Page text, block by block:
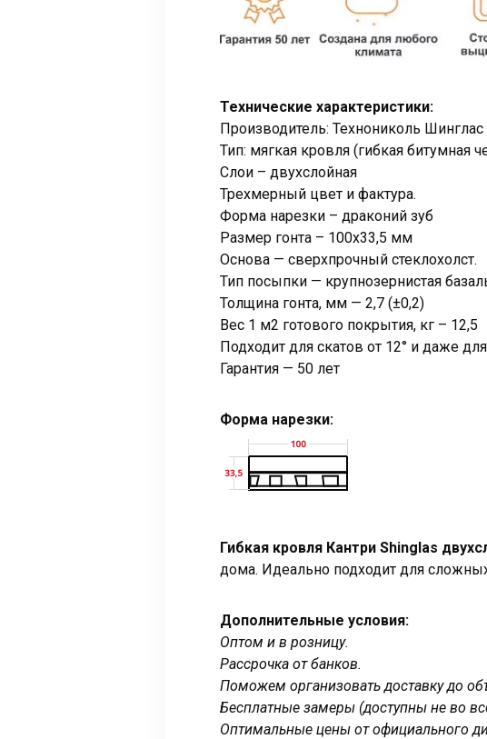
Технические характеристики:
Производитель: Технониколь Шинглас
Тип: мягкая кровля (гибкая битумная
Слои – двухслойная
Трехмерный цвет и фактура.
Форма нарезки – драконий зуб
Размер гонта – 100х33,5 мм
Основа — сверхпрочный стеклохолст.
Тип посыпки — крупнозернистая
Толщина гонта, мм — 2,7 (±0,2)
Вес 1 м2 готового покрытия, кг – 12,5
Подходит для скатов от 12° и даже
Гарантия — 50 лет
Форма нарезки:
Гибкая кровля Кантри Shinglas
дома. Идеально подходит для
Дополнительные условия:
Оптом и в розницу.
Рассрочка от банков.
Поможем организовать доставку до
Бесплатные замеры (доступны не во
Оптимальные цены от официального